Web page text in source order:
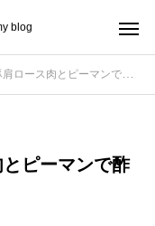
blog
ス肉とピーマンで酢豚の様な物
ピーマンで酢